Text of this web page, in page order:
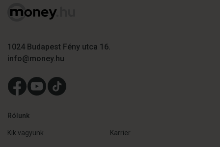
1024 Budapest Fény utca 16.
info@money.hu
Rólunk
Kik vagyunk Karrier